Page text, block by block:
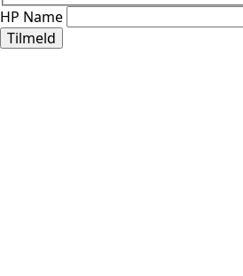
HP Name
Tilmeld